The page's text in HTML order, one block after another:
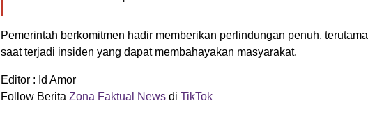
Pemerintah berkomitmen hadir memberikan perlindungan penuh, terutama
saat terjadi insiden yang dapat membahayakan masyarakat.
Editor : Id Amor
Follow Berita Zona Faktual News di TikTok